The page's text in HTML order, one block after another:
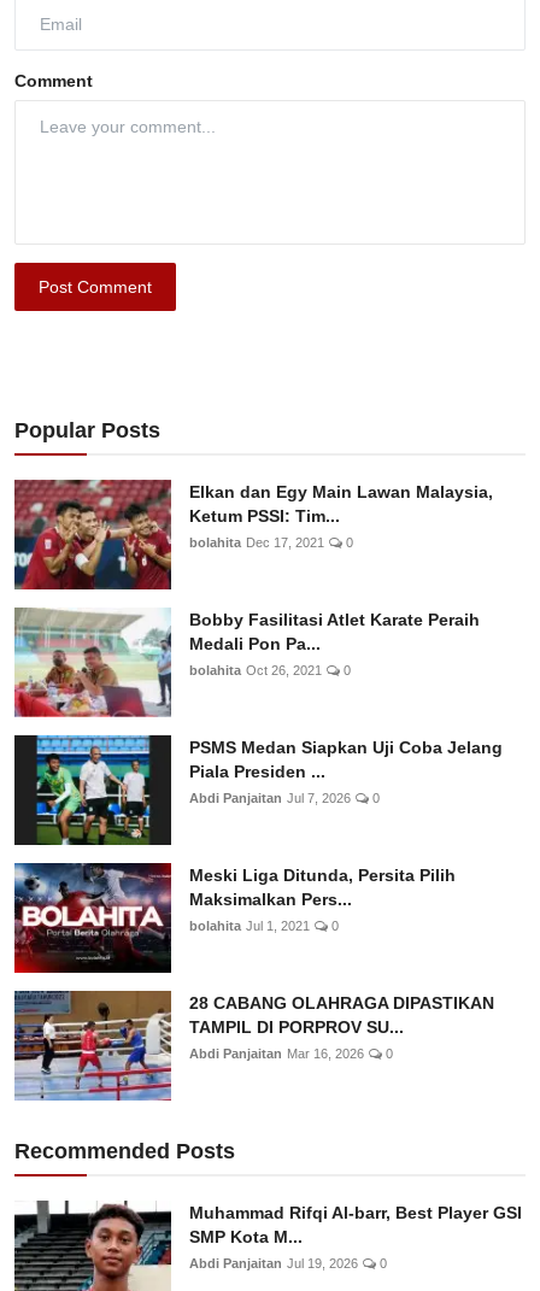
Comment
Post Comment
Popular Posts
Elkan dan Egy Main Lawan Malaysia,
Ketum PSSI: Tim...
bolahita Dec 17, 2021 0
Bobby Fasilitasi Atlet Karate Peraih
Medali Pon Pa...
bolahita Oct 26, 2021 0
PSMS Medan Siapkan Uji Coba Jelang
Piala Presiden ...
Abdi Panjaitan Jul 7, 2026 0
Meski Liga Ditunda, Persita Pilih
Maksimalkan Pers...
bolahita Jul 1, 2021 0
28 CABANG OLAHRAGA DIPASTIKAN
TAMPIL DI PORPROV SU...
Abdi Panjaitan Mar 16, 2026 0
Recommended Posts
Muhammad Rifqi Al-barr, Best Player GSI
SMP Kota M...
Abdi Panjaitan Jul 19, 2026 0